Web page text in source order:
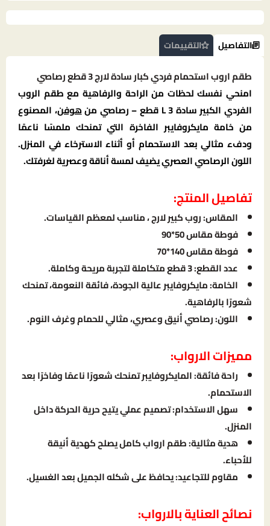
التفاصيل التقييمات
طقم اروب استحمام فردي كبار سادة لارج 3 قطع رصاصي
امنحي نفسك لحظات من الراحة والرفاهية مع طقم الروب
الفردي الكبير سادة L 3 قطع – رصاصي من
هوفن، المصنوع
من خامة مايكروفايبر الفاخرة التي تمنحك ملمسًا ناعمًا
ودفء مثالي بعد الاستحمام أو أثناء الاسترخاء في المنزل.
اللون الرصاصي العصري يضيف لمسة أناقة وعصرية لغرفتك.
تفاصيل المنتج:
المقاس: روب كبير لارج ، مناسب لمعظم القياسات.
فوطة مقاس 50*90
فوطة مقاس 140*70
عدد القطع: 3 قطع متكاملة لتجربة مريحة وكاملة.
الخامة: مايكروفايبر عالية الجودة، فائقة النعومة، تمنحك
شعورًا بالرفاهية.
اللون: رصاصي أنيق وعصري، مثالي للحمام وغرف النوم.
مميزات الارواب:
راحة فائقة: المايكروفايبر تمنحك شعورًا ناعمًا وفاخرًا بعد
الاستحمام.
سهل الاستخدام: تصميم عملي يتيح حرية الحركة داخل
المنزل.
هدية مثالية: طقم ارواب كامل يصلح كهدية أنيقة
للأحباء.
مقاوم للتجاعيد: يحافظ على شكله الجميل بعد الغسيل.
نصائح العناية بالارواب: